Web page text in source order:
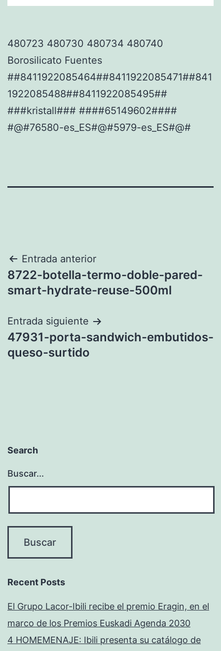
480723 480730 480734 480740
Borosilicato Fuentes
##8411922085464##8411922085471##841
1922085488##8411922085495##
###kristall### ####65149602####
#@#76580-es_ES#@#5979-es_ES#@#
Navegación
de
Entrada anterior
8722-botella-termo-doble-pared-
smart-hydrate-reuse-500ml
Entrada siguiente
47931-porta-sandwich-embutidos-
queso-surtido
Search
Buscar...
Recent Posts
El Grupo Lacor-Ibili recibe el premio Eragin, en el
marco de los Premios Euskadi Agenda 2030
4 HOMEMENAJE: Ibili presenta su catálogo de